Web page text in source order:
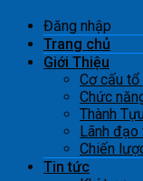
Đăng nhập
Trang chủ
Giới Thiệu
Cơ cấu
Chức
Thành Tựu
Lãnh đạo
Chiến
Tin tức